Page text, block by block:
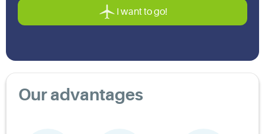
I want to go!
Our advantages